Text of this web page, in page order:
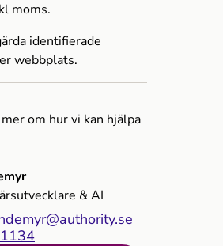
moms.
identifierade
webbplats.
om hur vi kan hjälpa
& AI